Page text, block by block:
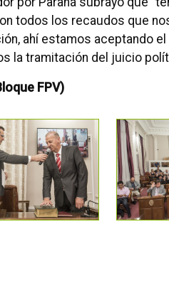
todos los recaudos que
ahí estamos aceptando
la tramitación del juicio
FPV)